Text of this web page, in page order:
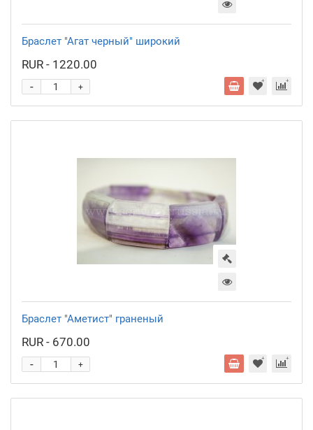
Браслет "Агат черный" широкий
RUR - 1220.00
+
-
Браслет "Аметист" граненый
RUR - 670.00
+
-